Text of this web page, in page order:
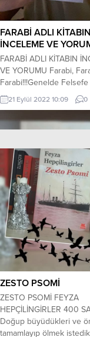
FARABİ ADLI KİTABIN
İNCELEME VE
FARABİ ADLI KİTABIN
VE YORUMU Farabi,
Farabi!!!Genelde Felsefe
Dünyası’nın, Özelde de
Felsefesi’nin olmazsa
allamesi… Yine Genelde
dünyasının ikinci, İslam
birinci hocası… Ama
daha kurcalansa, her
hocası… Kendime göre
var ama, buraya
gibi değil. Belki ileriki...
21 Eylül 2022 10:09 0
ZESTO PSOMİ
ZESTO PSOMİ FEYZA
HEPÇİLİNGİRLER 400
Doğup büyüdükleri ve
tamamlayıp ölmek